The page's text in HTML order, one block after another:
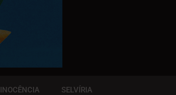
INOCÊNCIA SELVÍRIA